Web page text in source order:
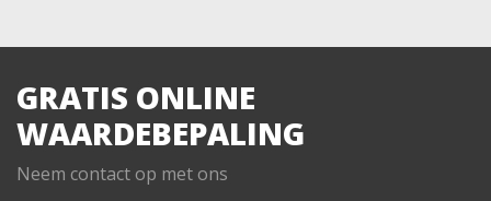
GRATIS ONLINE
WAARDEBEPALING
Neem contact op met ons